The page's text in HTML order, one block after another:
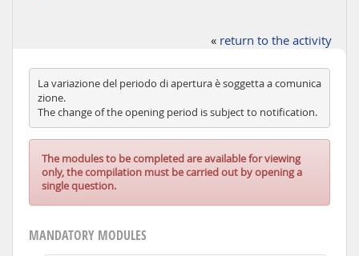
« return to the activity
La variazione del periodo di apertura è soggetta a comunica
zione.
The change of the opening period is subject to notification.
The modules to be completed are available for viewing
only, the compilation must be carried out by opening a
single question.
MANDATORY MODULES